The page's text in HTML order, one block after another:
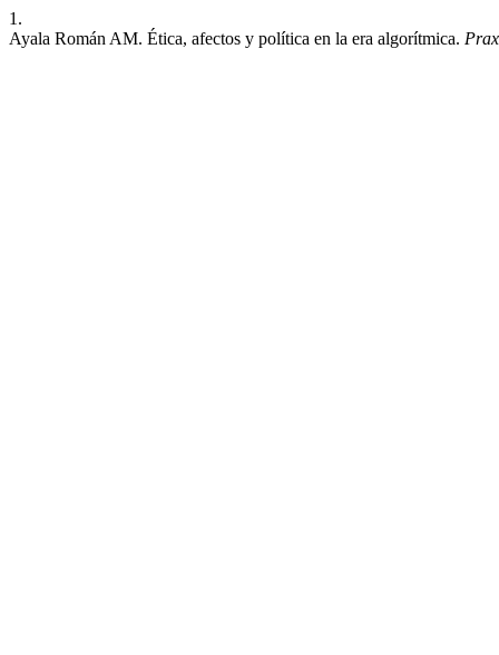
1.
Ayala Román AM. Ética, afectos y política en la era algorítmica.